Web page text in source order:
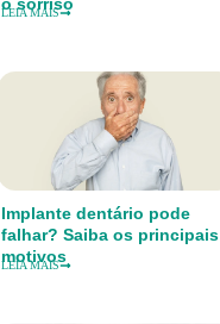
LEIA MAIS
Implante dentário pode
falhar? Saiba os principais
motivos
LEIA MAIS